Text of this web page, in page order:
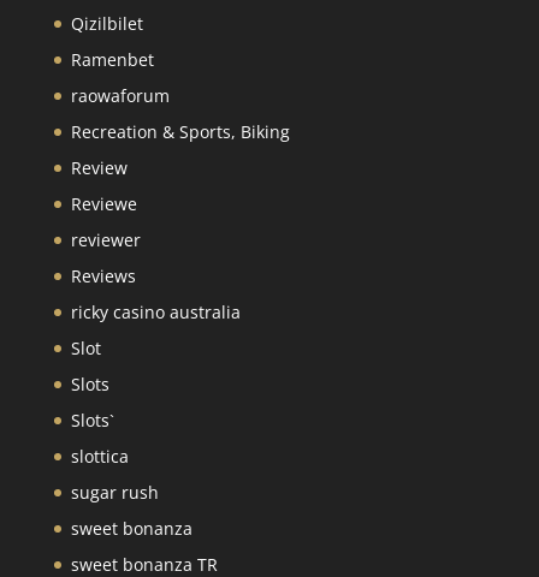
Qizilbilet
Ramenbet
raowaforum
Recreation & Sports, Biking
Review
Reviewe
reviewer
Reviews
ricky casino australia
Slot
Slots
Slots`
slottica
sugar rush
sweet bonanza
sweet bonanza TR